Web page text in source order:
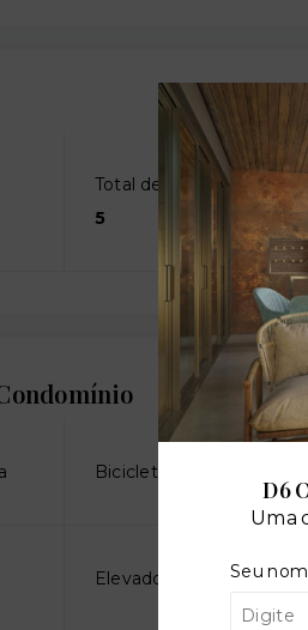
Total de andares:
5
Bicicletário
Elevador social
D6
Uma
Seu